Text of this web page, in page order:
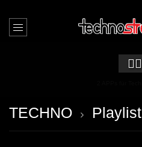
🏳️‍🌈
TECHNO Playlist